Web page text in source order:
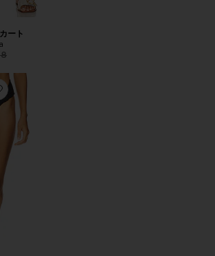
ート
price:
ALEXI ハイウエストボトム